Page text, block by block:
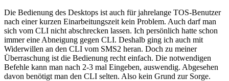
Die Bedienung des Desktops ist auch für jahrelange TOS-Benutzer
nach einer kurzen Einarbeitungszeit kein Problem. Auch darf man
sich vom CLI nicht abschrecken lassen. Ich persönlich hatte schon
immer eine Abneigung gegen CLI. Deshalb ging ich auch mit
Widerwillen an den CLI vom SMS2 heran. Doch zu meiner
Überraschung ist die Bedienung recht einfach. Die notwendigen
Befehle kann man nach 2-3 mal Eingeben, auswendig. Abgesehen
davon benötigt man den CLI selten. Also kein Grund zur Sorge.